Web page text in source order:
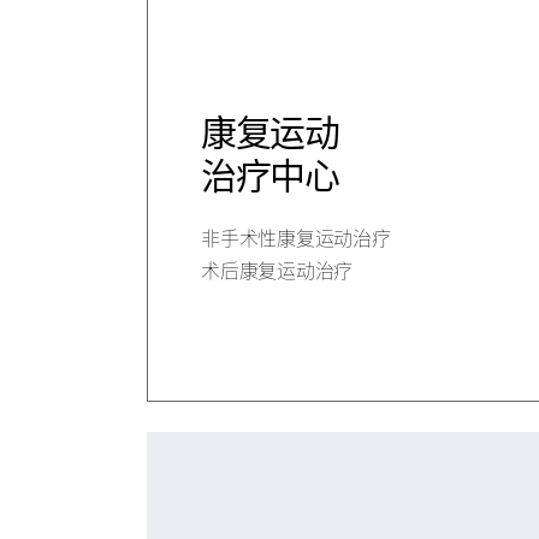
康复运动
治疗中心
非手术性康复运动治疗
术后康复运动治疗